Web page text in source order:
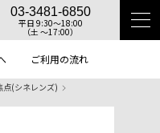
03-3481-6850
平日 9:30〜18:00
（土 〜17:00）
ご利用の流れ
点(シネレンズ)